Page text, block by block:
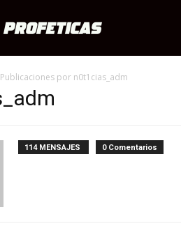
Proféticas
Publicaciones por n0t1cias_adm
114 MENSAJES 0 Comentarios